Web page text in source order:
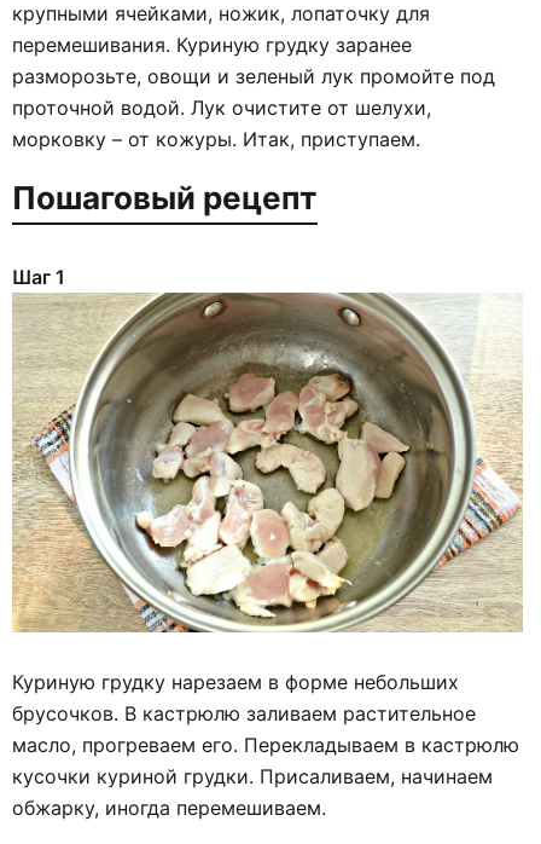
крупными ячейками, ножик, лопаточку для
перемешивания. Куриную грудку заранее
разморозьте, овощи и зеленый лук промойте под
проточной водой. Лук очистите от шелухи,
морковку – от кожуры. Итак, приступаем.
Пошаговый рецепт
Шаг 1
Куриную грудку нарезаем в форме небольших
брусочков. В кастрюлю заливаем растительное
масло, прогреваем его. Перекладываем в кастрюлю
кусочки куриной грудки. Присаливаем, начинаем
обжарку, иногда перемешиваем.